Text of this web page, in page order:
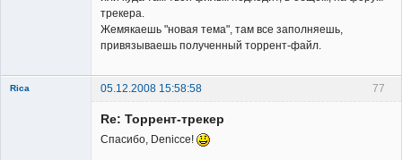
трекера.
Жемякаешь "новая тема", там все заполняешь,
привязываешь полученный торрент-файл.
77
Rica
05.12.2008 15:58:58
Re: Торрент-трекер
Спасибо, Denicce!